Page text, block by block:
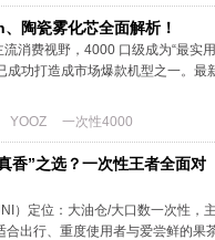
陶瓷雾化芯全面解析！
消费视野，4000 口级成为“最实
功打造成市场爆款机型之一。最
YOOZ 一次性4000
”之选？一次性王者全面对
定位：大油仓/大口数一次性，主
出行、重度使用者与爱尝鲜的果